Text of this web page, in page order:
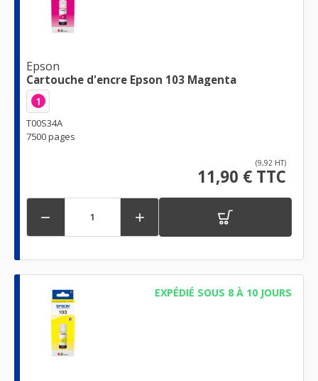
Epson
Cartouche d'encre Epson 103 Magenta
1
T00S34A
7500 pages
(9,92 HT)
11,90 € TTC
 
EXPÉDIÉ SOUS 8 À 10 JOURS